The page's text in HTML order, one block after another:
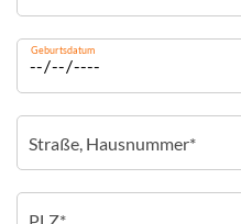
Geburtsdatum